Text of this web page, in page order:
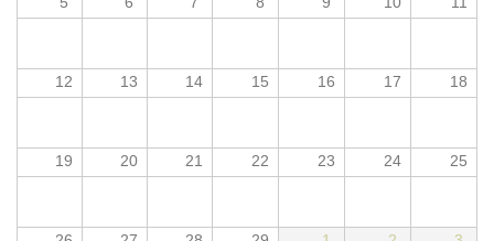
12 13 14 15 16 17 18
19 20 21 22 23 24 25